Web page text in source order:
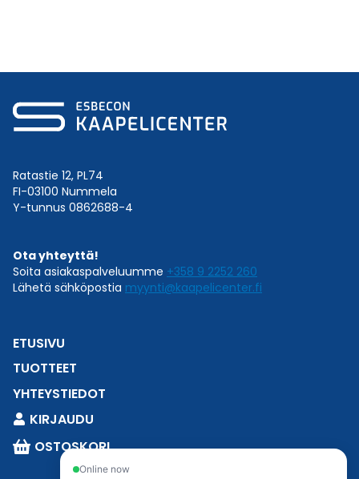
Ratastie 12, PL74
FI-03100 Nummela
Y-tunnus 0862688-4
Ota yhteyttä!
Soita asiakaspalveluumme +358 9 2252 260
Lähetä sähköpostia myynti@kaapelicenter.fi
ETUSIVU
TUOTTEET
YHTEYSTIEDOT
KIRJAUDU
OSTOSKORI
Online now